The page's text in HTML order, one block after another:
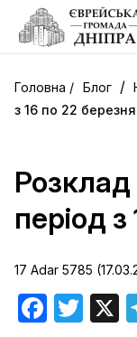
Блог /
з 16 по 22 березня
період
17 Adar 5785
Facebook
Twitter